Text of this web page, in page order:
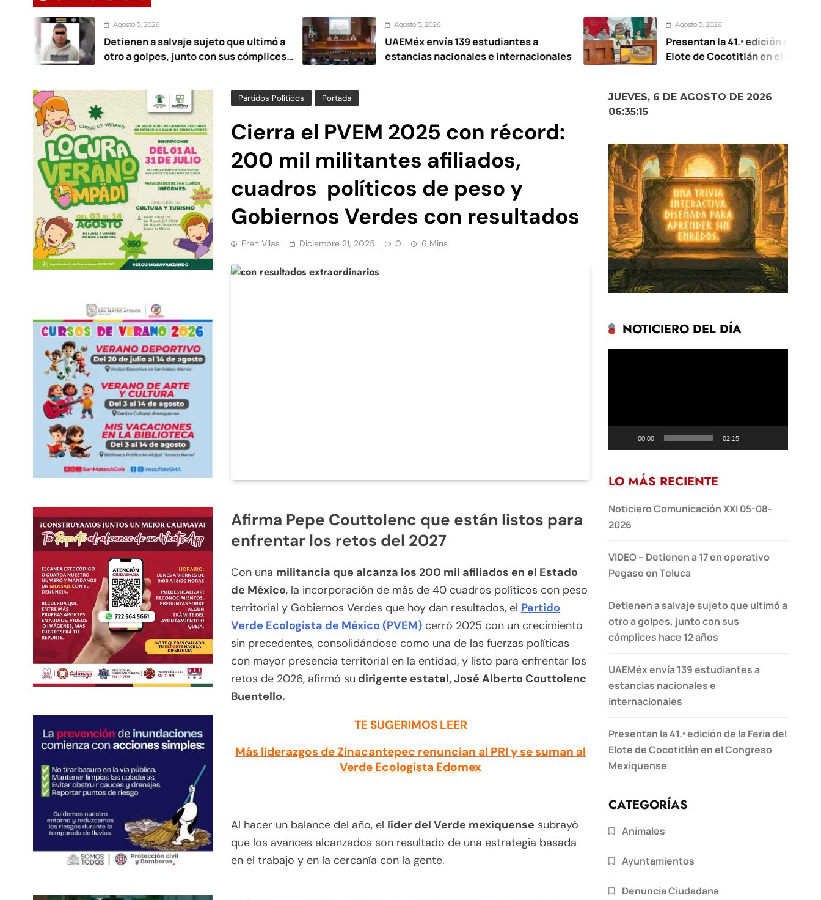
Agosto 5, 2026
Detienen a salvaje sujeto que ultimó a
otro a golpes, junto con sus cómplices
Agosto 5, 2026
UAEMéx envía 139 estudiantes a
estancias nacionales e internacionales
Agosto 5, 2026
Presentan la 41.ª edición de la Feria del
Elote de Cocotitlán en el Congreso
Partidos Políticos Portada
Cierra el PVEM 2025 con récord:
200 mil militantes afiliados,
cuadros políticos de peso y
Gobiernos Verdes con resultados
Eren Vilas Diciembre 21, 2025 0 6 Mins
Afirma Pepe Couttolenc que están listos para
enfrentar los retos del 2027
Con una militancia que alcanza los 200 mil afiliados en el Estado
de México, la incorporación de más de 40 cuadros políticos con peso
territorial y Gobiernos Verdes que hoy dan resultados, el Partido
Verde Ecologista de México (PVEM) cerró 2025 con un crecimiento
sin precedentes, consolidándose como una de las fuerzas políticas
con mayor presencia territorial en la entidad, y listo para enfrentar los
retos de 2026, afirmó su dirigente estatal, José Alberto Couttolenc
Buentello.
TE SUGERIMOS LEER
Más liderazgos de Zinacantepec renuncian al PRI y se suman al
Verde Ecologista Edomex
Al hacer un balance del año, el líder del Verde mexiquense subrayó
que los avances alcanzados son resultado de una estrategia basada
en el trabajo y en la cercanía con la gente.
JUEVES, 6 DE AGOSTO DE 2026
06:35:16
NOTICIERO DEL DÍA
00:00 02:15
LO MÁS RECIENTE
Noticiero Comunicación XXI 05-08-
2026
VIDEO – Detienen a 17 en operativo
Pegaso en Toluca
Detienen a salvaje sujeto que ultimó a
otro a golpes, junto con sus
cómplices hace 12 años
UAEMéx envía 139 estudiantes a
estancias nacionales e
internacionales
Presentan la 41.ª edición de la Feria del
Elote de Cocotitlán en el Congreso
Mexiquense
CATEGORÍAS
Animales
Ayuntamientos
Denuncia Ciudadana